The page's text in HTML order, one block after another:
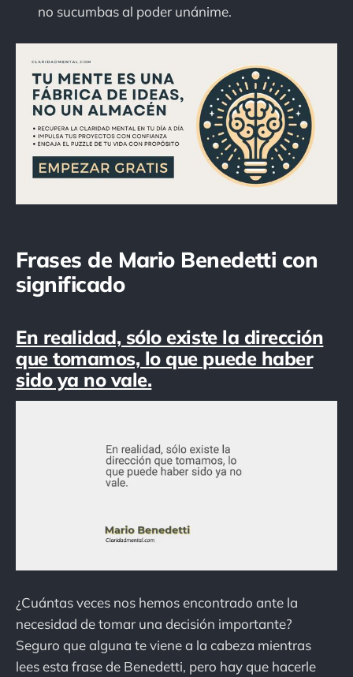
no sucumbas al poder unánime.
Frases de Mario Benedetti con
significado
En realidad, sólo existe la dirección
que tomamos, lo que puede haber
sido ya no vale.
¿Cuántas veces nos hemos encontrado ante la
necesidad de tomar una decisión importante?
Seguro que alguna te viene a la cabeza mientras
lees esta frase de Benedetti, pero hay que hacerle